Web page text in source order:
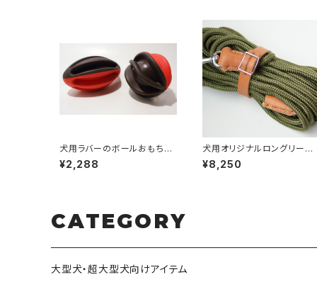
犬用ラバーのボールおもちゃ
／ウィグワグボール
¥2,288
犬用オリジナルロングリード1
0m（中型犬・大型犬・超大型
犬向け）【受注製作】LOVE&P
¥8,250
CATEGORY
大型犬・超大型犬向けアイテム